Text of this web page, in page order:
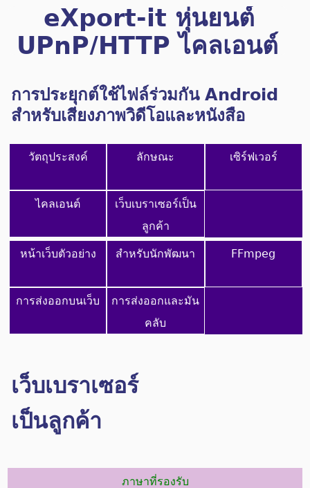
eXport-it หุ่นยนต์
UPnP/HTTP ไคลเอนต์
การประยุกต์ใช้ไฟล์ร่วมกัน Android
สำหรับเสียงภาพวิดีโอและหนังสือ
วัตถุประสงค์ ลักษณะ เซิร์ฟเวอร์
ไคลเอนต์
เว็บเบราเซอร์เป็น
ลูกค้า
หน้าเว็บตัวอย่าง สำหรับนักพัฒนา FFmpeg
การส่งออกบนเว็บ
การส่งออกและมัน
คลับ
เว็บเบราเซอร์
เป็นลูกค้า
ภาษาที่รองรับ